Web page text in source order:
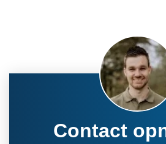
Contact